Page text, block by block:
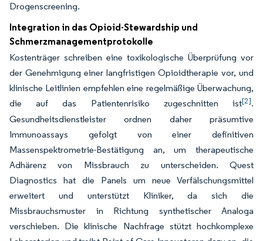
Drogenscreening.
Integration in das Opioid-Stewardship und
Schmerzmanagementprotokolle
Kostenträger schreiben eine toxikologische Überprüfung vor
der Genehmigung einer langfristigen Opioidtherapie vor, und
klinische Leitlinien empfehlen eine regelmäßige Überwachung,
die auf das Patientenrisiko zugeschnitten ist[2].
Gesundheitsdienstleister ordnen daher präsumtive
Immunoassays gefolgt von einer definitiven
Massenspektrometrie-Bestätigung an, um therapeutische
Adhärenz von Missbrauch zu unterscheiden. Quest
Diagnostics hat die Panels um neue Verfälschungsmittel
erweitert und unterstützt Kliniker, da sich die
Missbrauchsmuster in Richtung synthetischer Analoga
verschieben. Die klinische Nachfrage stützt hochkomplexe